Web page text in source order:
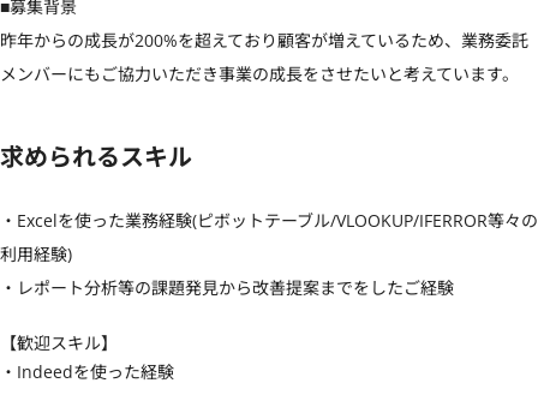
■募集背景
昨年からの成長が200%を超えており顧客が増えているため、業務委託
メンバーにもご協力いただき事業の成長をさせたいと考えています。
求められるスキル
・Excelを使った業務経験(ピボットテーブル/VLOOKUP/IFERROR等々の
利用経験)
・レポート分析等の課題発見から改善提案までをしたご経験
【歓迎スキル】
・Indeedを使った経験